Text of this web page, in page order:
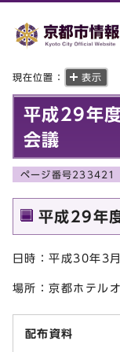
現在位置： 表示
平成29年
会議
ページ番号233421
平成29年
日時：平成30年3
場所：京都ホテル
配布資料